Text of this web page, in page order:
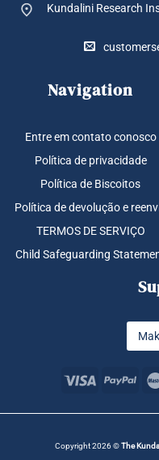
Kundalini Research
Navigation
Entre em contato conosco
Política de privacidade
Política de Biscoitos
Política de devolução e
TERMOS DE SERVIÇO
Child Safeguarding
Copyright 2026 ©The